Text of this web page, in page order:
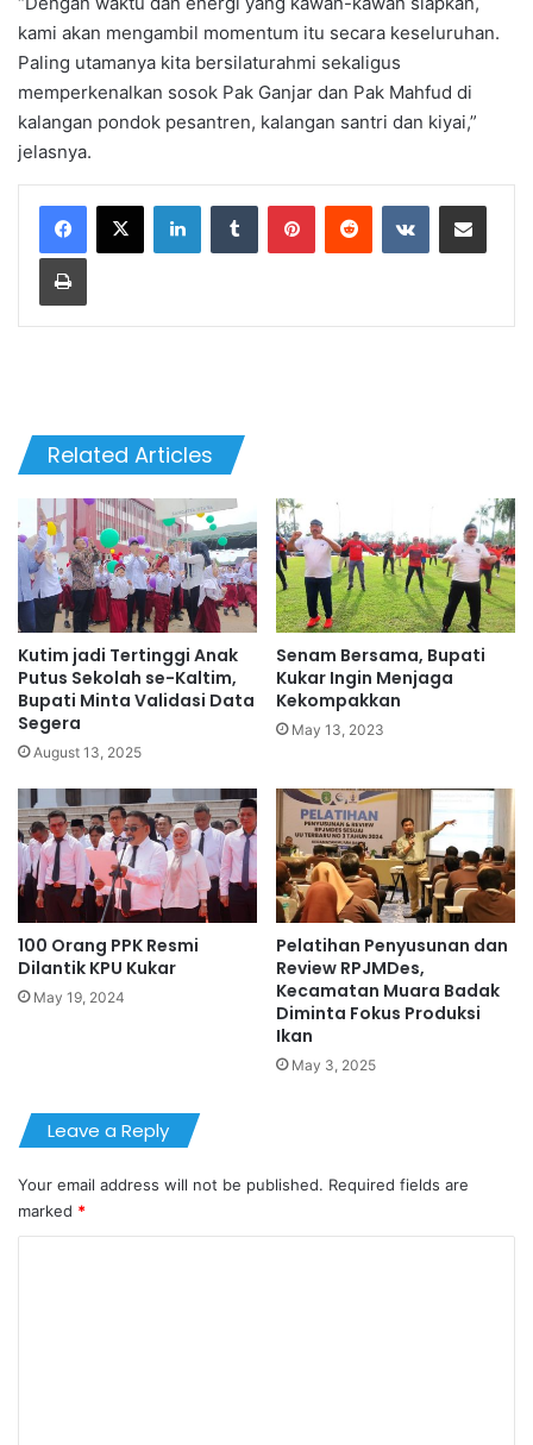
kami akan mengambil momentum itu secara keseluruhan.
Paling utamanya kita bersilaturahmi sekaligus
memperkenalkan sosok Pak Ganjar dan Pak Mahfud di
kalangan pondok pesantren, kalangan santri dan kiyai,”
jelasnya.
LinkedInTumblr PinterestReddit VKontakteShare via Email
Print
Related Articles
Kutim jadi Tertinggi Anak
Putus Sekolah se-Kaltim,
Bupati Minta Validasi Data
Segera
August 13, 2025
Senam Bersama, Bupati
Kukar Ingin Menjaga
Kekompakkan
May 13, 2023
100 Orang PPK Resmi
Dilantik KPU Kukar
May 19, 2024
Pelatihan Penyusunan dan
Review RPJMDes,
Kecamatan Muara Badak
Diminta Fokus Produksi
Ikan
May 3, 2025
Leave a Reply
Your email address will not be published. Required fields are
marked *